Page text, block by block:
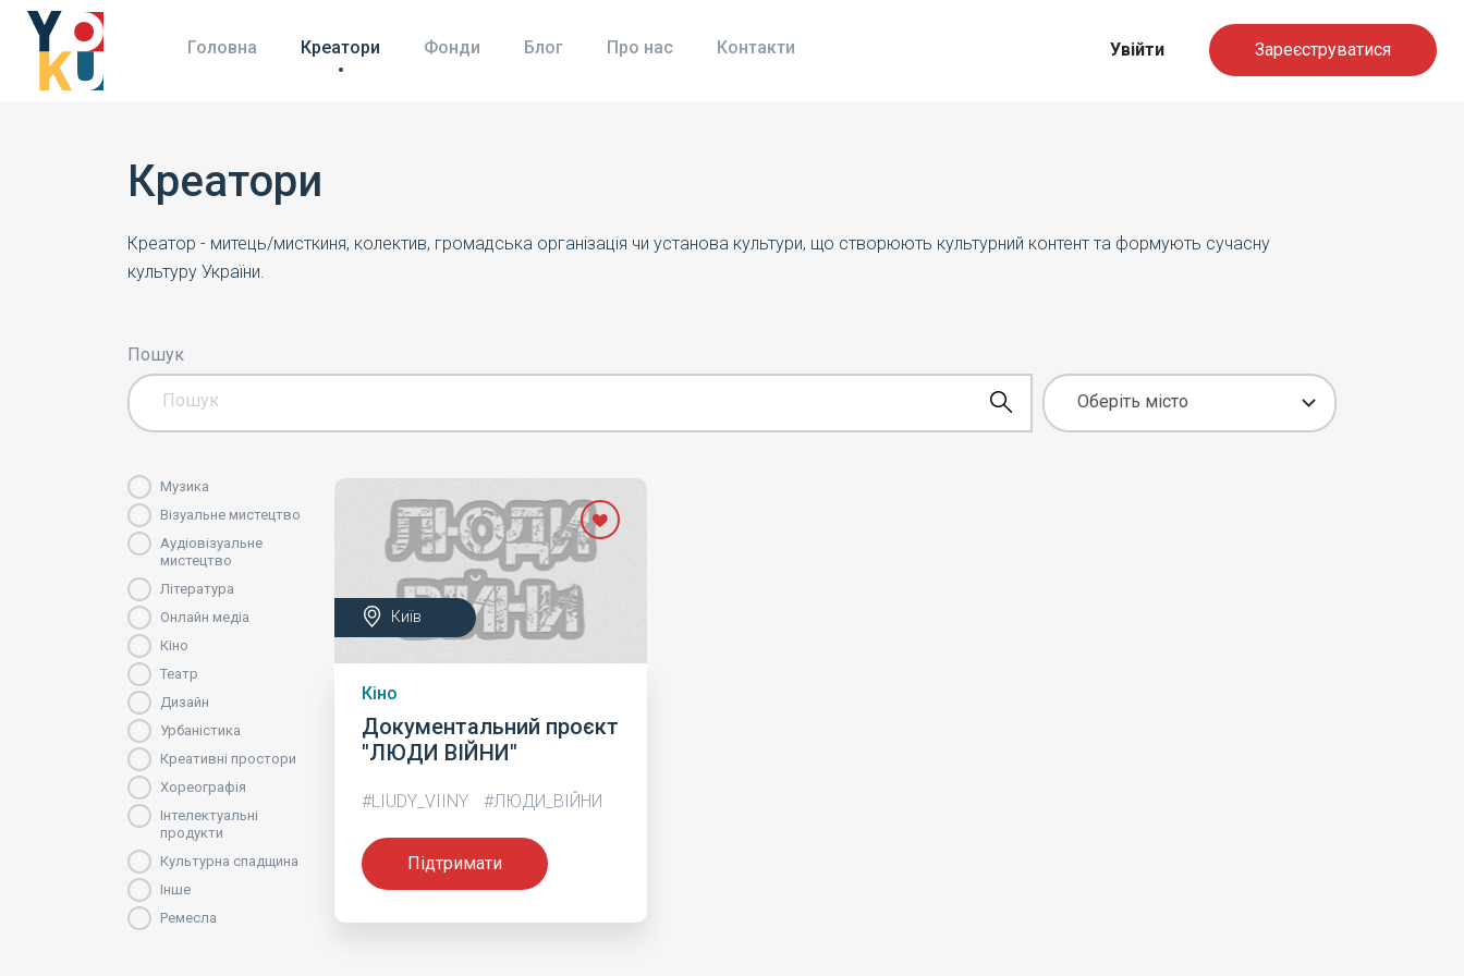
Головна Креатори Фонди Блог Про нас Контакти Увійти Зареєструватися
Креатори
Креатор - митець/мисткиня, колектив, громадська організація чи установа культури, що створюють культурний контент та формують сучасну
культуру України.
Пошук
Оберіть місто
Музика
Візуальне мистецтво
Аудіовізуальне
мистецтво
Література
Онлайн медіа
Кіно
Театр
Дизайн
Урбаністика
Креативні простори
Хореографія
Інтелектуальні
продукти
Культурна спадщина
Інше
Ремесла
Київ
Кіно
Документальний проєкт
"ЛЮДИ ВІЙНИ"
#LIUDY_VIINY #ЛЮДИ_ВІЙНИ
Підтримати